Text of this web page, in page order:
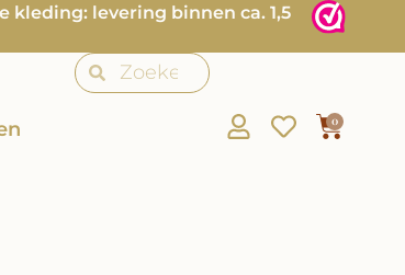
kleding: levering binnen ca. 1,5
0